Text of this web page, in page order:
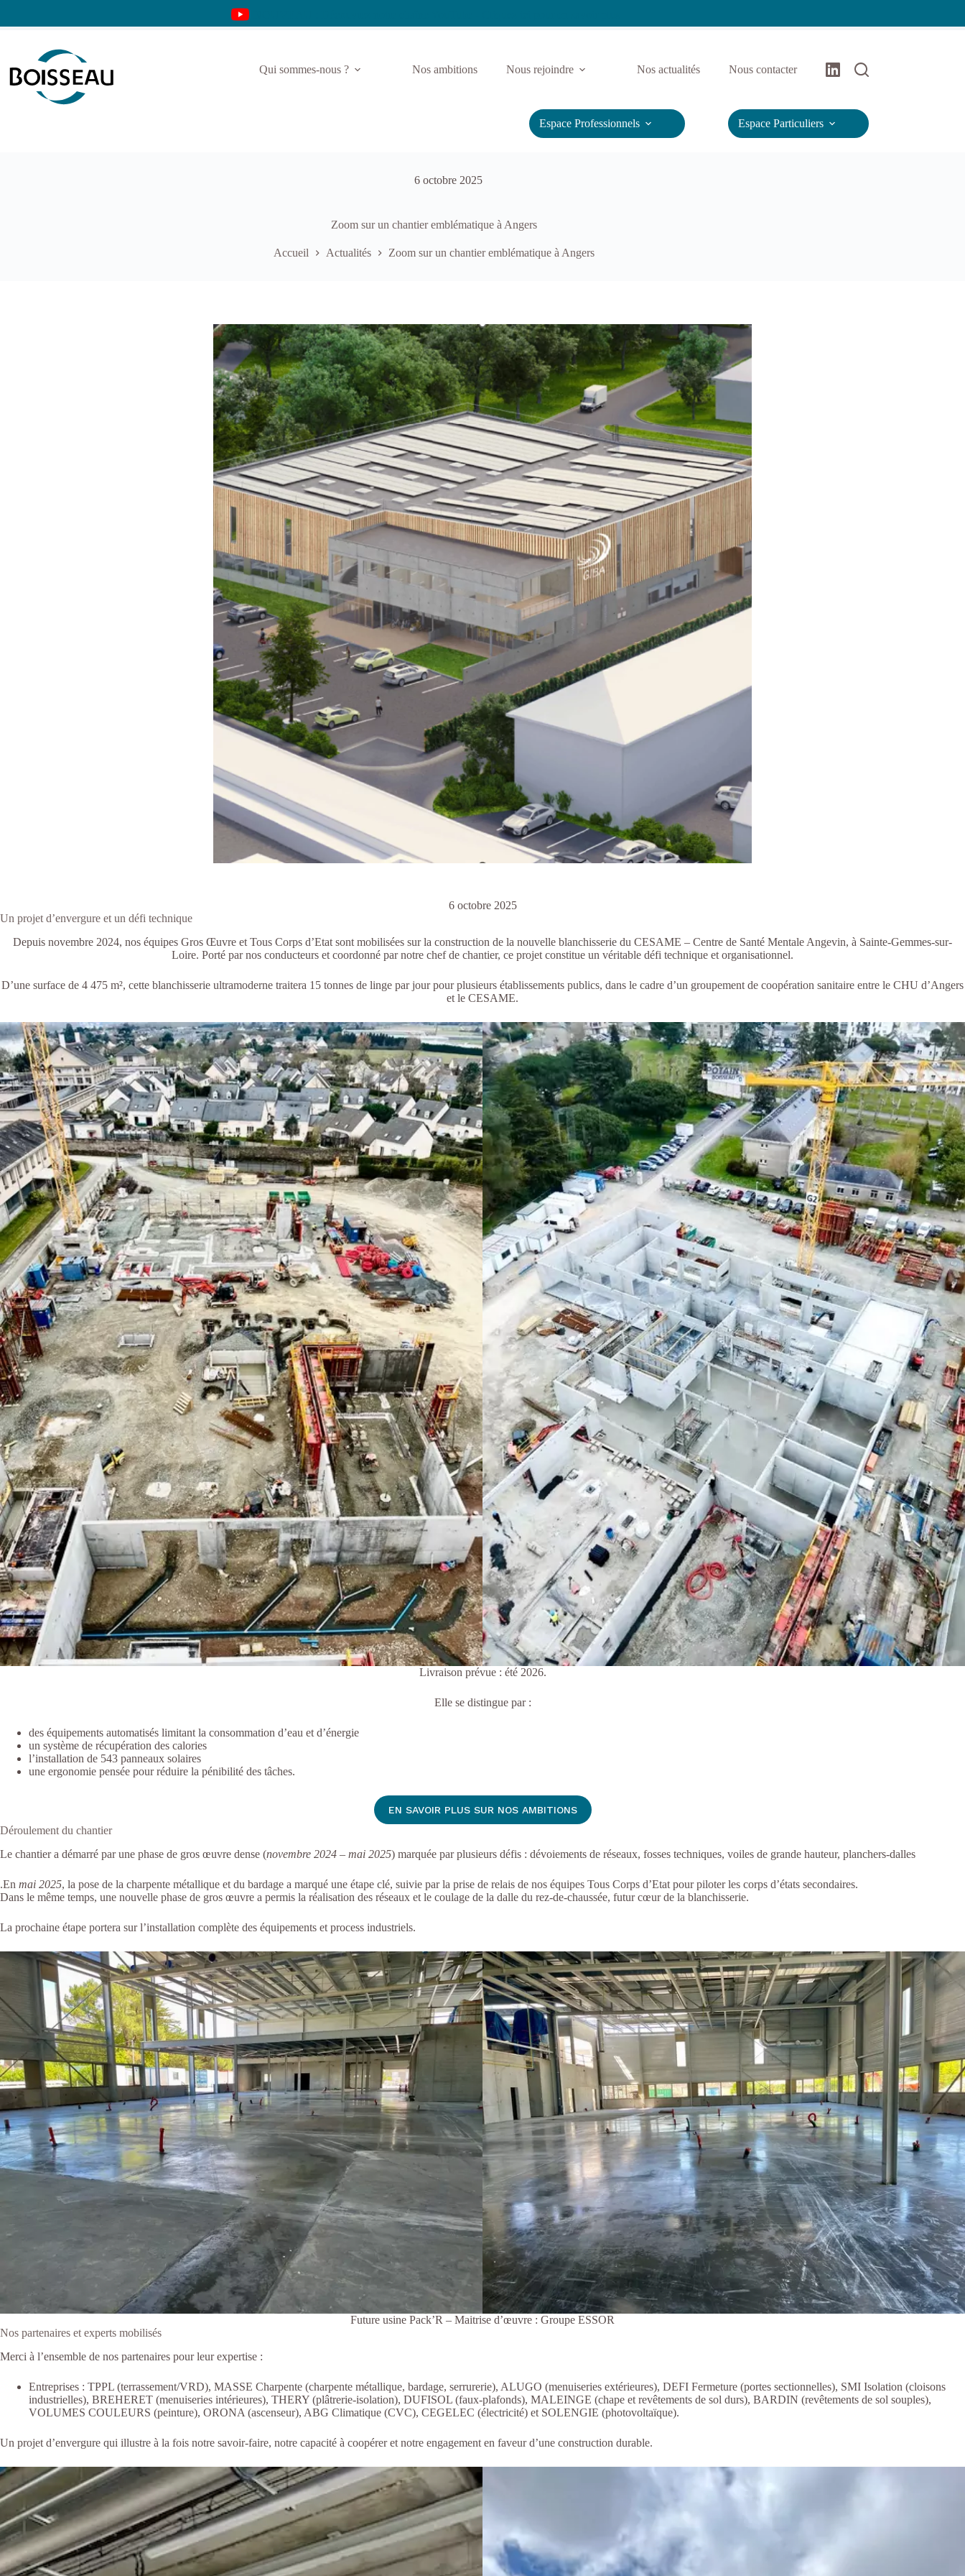
Qui sommes-nous ? Nos ambitions Nous rejoindre Nos actualités Nous contacter
Espace Professionnels Espace Particuliers
6 octobre 2025
Zoom sur un chantier emblématique à Angers
Accueil Actualités Zoom sur un chantier emblématique à Angers
6 octobre 2025
Un projet d’envergure et un défi technique
Depuis novembre 2024, nos équipes Gros Œuvre et Tous Corps d’Etat sont mobilisées sur la construction de la nouvelle blanchisserie du CESAME – Centre de Santé Mentale Angevin, à Sainte-Gemmes-sur-
Loire. Porté par nos conducteurs et coordonné par notre chef de chantier, ce projet constitue un véritable défi technique et organisationnel.
D’une surface de 4 475 m², cette blanchisserie ultramoderne traitera 15 tonnes de linge par jour pour plusieurs établissements publics, dans le cadre d’un groupement de coopération sanitaire entre le CHU d’Angers
et le CESAME.
Livraison prévue : été 2026.
Elle se distingue par :
des équipements automatisés limitant la consommation d’eau et d’énergie
un système de récupération des calories
l’installation de 543 panneaux solaires
une ergonomie pensée pour réduire la pénibilité des tâches.
EN SAVOIR PLUS SUR NOS AMBITIONS
Déroulement du chantier
Le chantier a démarré parune phase de gros œuvre dense (novembre 2024 – mai 2025) marquée par plusieurs défis : dévoiements de réseaux, fosses techniques, voiles de grande hauteur, planchers-dalles
.En mai 2025, la pose de la charpente métallique et du bardage a marqué une étape clé, suivie par la prise de relais de nos équipes Tous Corps d’Etat pour piloter les corps d’états secondaires.
Dans le même temps, une nouvelle phase de gros œuvre a permis la réalisation des réseaux et le coulage de la dalle du rez-de-chaussée, futur cœur de la blanchisserie.
La prochaine étape portera sur l’installation complète des équipements et process industriels.
Future usine Pack’R – Maitrise d’œuvre : Groupe ESSOR
Nos partenaires et experts mobilisés
Merci à l’ensemble de nos partenaires pour leur expertise :
Entreprises : TPPL (terrassement/VRD), MASSE Charpente (charpente métallique, bardage, serrurerie), ALUGO (menuiseries extérieures), DEFI Fermeture (portes sectionnelles), SMI Isolation (cloisons
industrielles), BREHERET (menuiseries intérieures), THERY (plâtrerie-isolation), DUFISOL (faux-plafonds), MALEINGE (chape et revêtements de sol durs), BARDIN (revêtements de sol souples),
VOLUMES COULEURS (peinture), ORONA (ascenseur), ABG Climatique (CVC), CEGELEC (électricité) et SOLENGIE (photovoltaïque).
Un projet d’envergure qui illustre à la fois notre savoir-faire, notre capacité à coopérer et notre engagement en faveur d’une construction durable.